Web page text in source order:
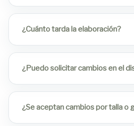
¿Cuánto tarda la elaboración?
¿Puedo solicitar cambios en el
¿Se aceptan cambios por talla o